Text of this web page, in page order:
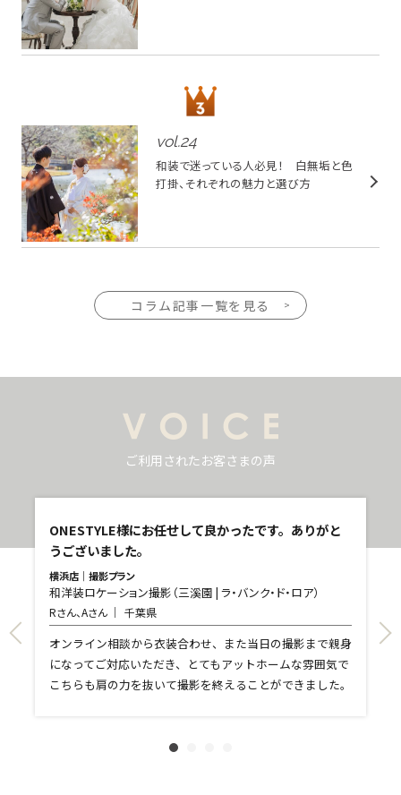
vol.24
和装で迷っている人必見！ 白無垢と色
打掛、それぞれの魅力と選び方
コラム記事一覧を見る
ご利用されたお客さまの声
ONESTYLE様にお任せして良かったです。ありがと
うございました。
横浜店｜撮影プラン
和洋装ロケーション撮影（三溪園 | ラ・バンク・ド・ロア）
Rさん、Aさん 千葉県
オンライン相談から衣装合わせ、また当日の撮影まで親身
になってご対応いただき、とてもアットホームな雰囲気で
こちらも肩の力を抜いて撮影を終えることができました。
T